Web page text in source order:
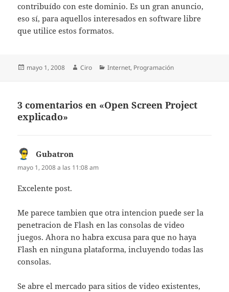
contribuído con este dominio. Es un gran anuncio,
eso sí, para aquellos interesados en software libre
que utilice estos formatos.
Publicado
mayo 1, 2008 Autor
Ciro Categorías
Internet, Programación
3 comentarios en «Open Screen Project
explicado»
Gubatron
mayo 1, 2008 a las 11:08 am
Excelente post.
Me parece tambien que otra intencion puede ser la
penetracion de Flash en las consolas de video
juegos. Ahora no habra excusa para que no haya
Flash en ninguna plataforma, incluyendo todas las
consolas.
Se abre el mercado para sitios de video existentes,